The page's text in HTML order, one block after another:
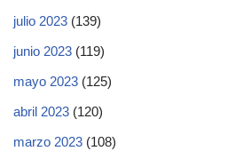
julio 2023 (139)
junio 2023 (119)
mayo 2023 (125)
abril 2023 (120)
marzo 2023 (108)